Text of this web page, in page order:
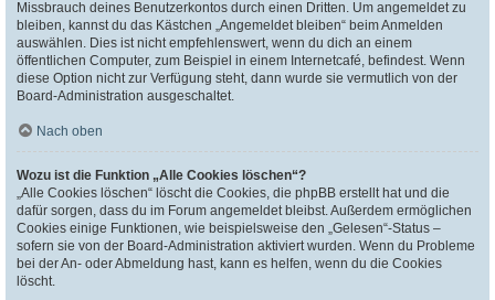
Missbrauch deines Benutzerkontos durch einen Dritten. Um angemeldet zu
bleiben, kannst du das Kästchen „Angemeldet bleiben“ beim Anmelden
auswählen. Dies ist nicht empfehlenswert, wenn du dich an einem
öffentlichen Computer, zum Beispiel in einem Internetcafé, befindest. Wenn
diese Option nicht zur Verfügung steht, dann wurde sie vermutlich von der
Board-Administration ausgeschaltet.
Nach oben
Wozu ist die Funktion „Alle Cookies löschen“?
„Alle Cookies löschen“ löscht die Cookies, die phpBB erstellt hat und die
dafür sorgen, dass du im Forum angemeldet bleibst. Außerdem ermöglichen
Cookies einige Funktionen, wie beispielsweise den „Gelesen“-Status –
sofern sie von der Board-Administration aktiviert wurden. Wenn du Probleme
bei der An- oder Abmeldung hast, kann es helfen, wenn du die Cookies
löscht.